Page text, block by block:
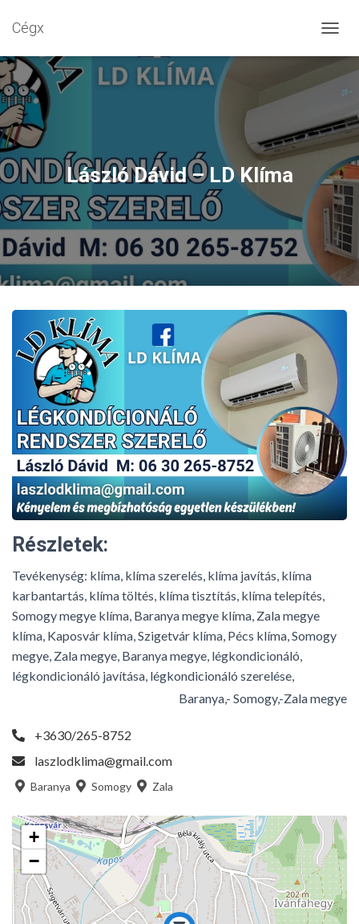
Cégx
A
C
I
Ó
B
E
K
I
A
O
L
A
László Dávid – LD Klíma
Részletek:
Tevékenység: klíma, klíma szerelés, klíma javítás, klíma
karbantartás, klíma töltés, klíma tisztítás, klíma telepítés,
Somogy megye klíma, Baranya megye klíma, Zala megye
klíma, Kaposvár klíma, Szigetvár klíma, Pécs klíma, Somogy
megye, Zala megye, Baranya megye, légkondicionáló,
légkondicionáló javítása, légkondicionáló szerelése,
Baranya,- Somogy,-Zala megye
+3630/265-8752
laszlodklima@gmail.com
Baranya Somogy Zala
+
−